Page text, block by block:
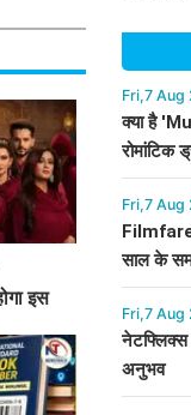
इस
Fri,7 Aug
क्या है
रोमांटिक
Fri,7 Aug
साल के
Fri,7 Aug
अनुभव